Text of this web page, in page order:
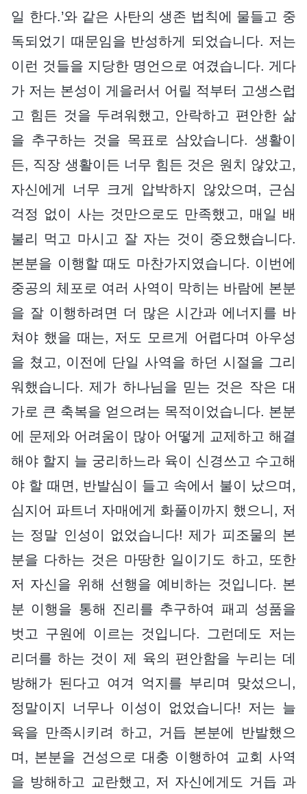
일 한다.’와 같은 사탄의 생존 법칙에 물들고 중
독되었기 때문임을 반성하게 되었습니다. 저는
이런 것들을 지당한 명언으로 여겼습니다. 게다
가 저는 본성이 게을러서 어릴 적부터 고생스럽
고 힘든 것을 두려워했고, 안락하고 편안한 삶
을 추구하는 것을 목표로 삼았습니다. 생활이
든, 직장 생활이든 너무 힘든 것은 원치 않았고,
자신에게 너무 크게 압박하지 않았으며, 근심
걱정 없이 사는 것만으로도 만족했고, 매일 배
불리 먹고 마시고 잘 자는 것이 중요했습니다.
본분을 이행할 때도 마찬가지였습니다. 이번에
중공의 체포로 여러 사역이 막히는 바람에 본분
을 잘 이행하려면 더 많은 시간과 에너지를 바
쳐야 했을 때는, 저도 모르게 어렵다며 아우성
을 쳤고, 이전에 단일 사역을 하던 시절을 그리
워했습니다. 제가 하나님을 믿는 것은 작은 대
가로 큰 축복을 얻으려는 목적이었습니다. 본분
에 문제와 어려움이 많아 어떻게 교제하고 해결
해야 할지 늘 궁리하느라 육이 신경쓰고 수고해
야 할 때면, 반발심이 들고 속에서 불이 났으며,
심지어 파트너 자매에게 화풀이까지 했으니, 저
는 정말 인성이 없었습니다! 제가 피조물의 본
분을 다하는 것은 마땅한 일이기도 하고, 또한
저 자신을 위해 선행을 예비하는 것입니다. 본
분 이행을 통해 진리를 추구하여 패괴 성품을
벗고 구원에 이르는 것입니다. 그런데도 저는
리더를 하는 것이 제 육의 편안함을 누리는 데
방해가 된다고 여겨 억지를 부리며 맞섰으니,
정말이지 너무나 이성이 없었습니다! 저는 늘
육을 만족시키려 하고, 거듭 본분에 반발했으
며, 본분을 건성으로 대충 이행하여 교회 사역
을 방해하고 교란했고, 저 자신에게도 거듭 과